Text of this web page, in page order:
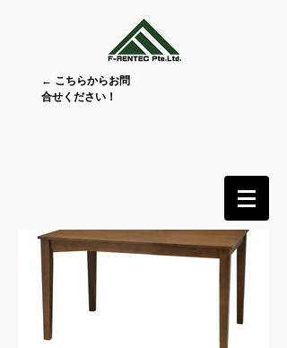
← こちらからお問
合せください！